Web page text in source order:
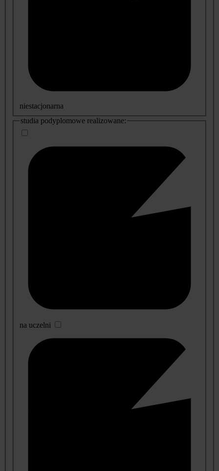
niestacjonarna
studia podyplomowe realizowane:
na uczelni